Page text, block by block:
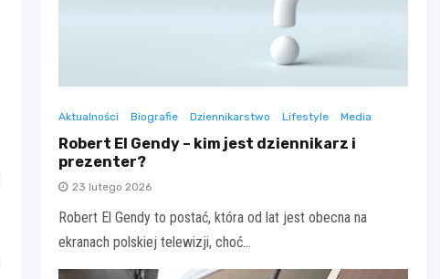
Aktualności Biografie Dziennikarstwo Lifestyle Media
Robert El Gendy – kim jest dziennikarz i
prezenter?
23 lutego 2026
Robert El Gendy to postać, która od lat jest obecna na
ekranach polskiej telewizji, choć…